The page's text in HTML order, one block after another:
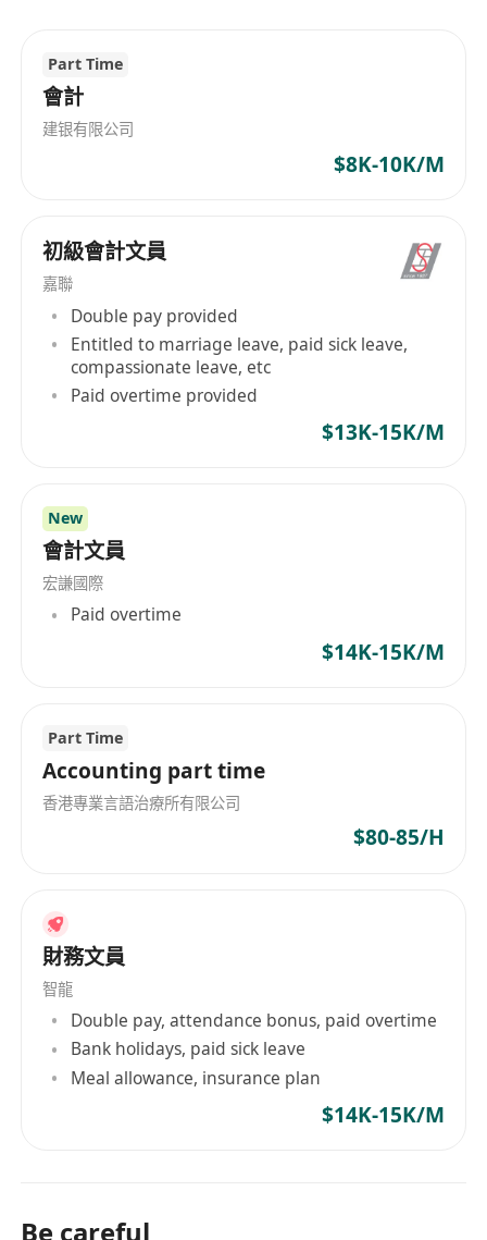
Part Time
會計
建银有限公司
$8K-10K/M
初級會計文員
嘉聯
Double pay provided
Entitled to marriage leave, paid sick leave,
compassionate leave, etc
Paid overtime provided
$13K-15K/M
New
會計文員
宏謙國際
Paid overtime
$14K-15K/M
Part Time
Accounting part time
香港專業言語治療所有限公司
$80-85/H
財務文員
智龍
Double pay, attendance bonus, paid overtime
Bank holidays, paid sick leave
Meal allowance, insurance plan
$14K-15K/M
Be careful